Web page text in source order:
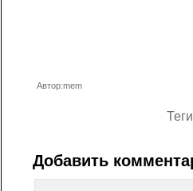
Автор:mem
Добавить